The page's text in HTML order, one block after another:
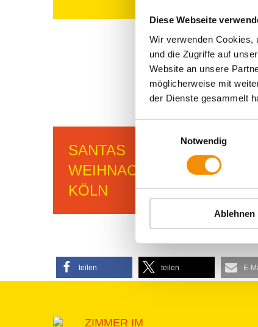
Diese Webseite
Wir verwenden Cookies,
und die Zugriffe auf
Website an unsere
möglicherweise mit
der Dienste gesammelt
Einwilligungsauswahl
Notwendig
Ablehnen
SANTAS
WEIHNACHTSMARKT IN
KÖLN
teilen teilen E-